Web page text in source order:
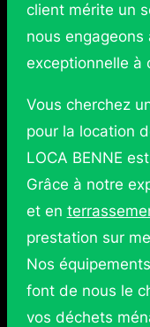
client mérite un
nous
exceptionnelle à
Vous cherchez
pour la location
LOCA BENNE
Grâce à notre
et en
prestation sur
Nos
font de nous le
vos déchets